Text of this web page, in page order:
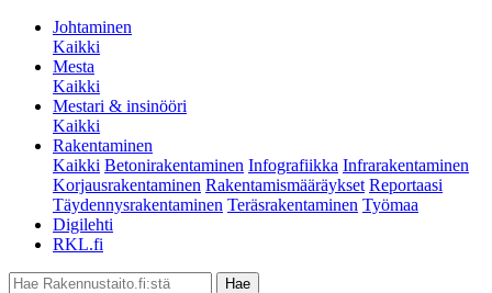
Johtaminen
Kaikki
Mesta
Kaikki
Mestari & insinööri
Kaikki
Rakentaminen
Kaikki Betonirakentaminen Infografiikka Infrarakentaminen
Korjausrakentaminen Rakentamismääräykset Reportaasi
Täydennysrakentaminen Teräsrakentaminen Työmaa
Digilehti
RKL.fi